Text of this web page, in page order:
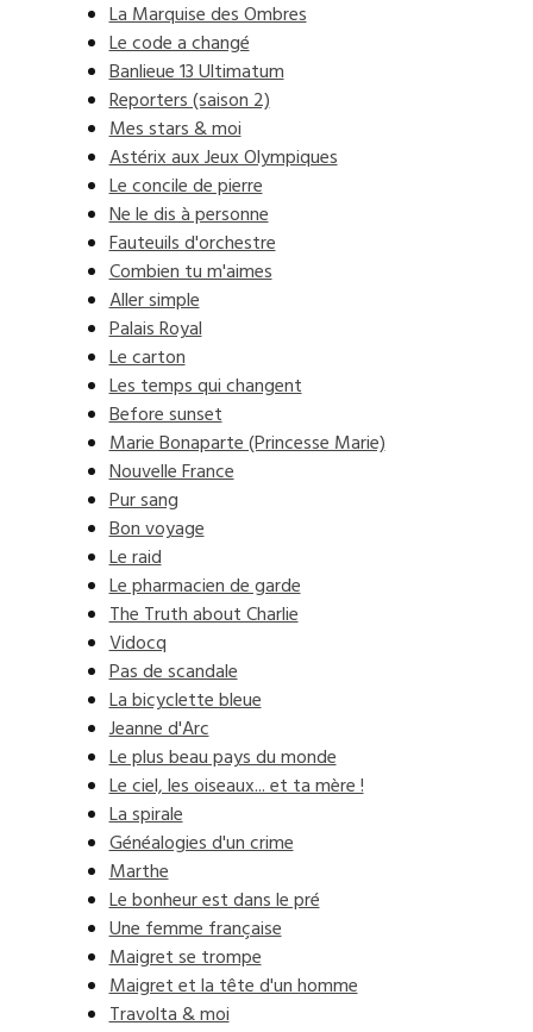
La Marquise des Ombres
Le code a changé
Banlieue 13 Ultimatum
Reporters (saison 2)
Mes stars & moi
Astérix aux Jeux Olympiques
Le concile de pierre
Ne le dis à personne
Fauteuils d'orchestre
Combien tu m'aimes
Aller simple
Palais Royal
Le carton
Les temps qui changent
Before sunset
Marie Bonaparte (Princesse Marie)
Nouvelle France
Pur sang
Bon voyage
Le raid
Le pharmacien de garde
The Truth about Charlie
Vidocq
Pas de scandale
La bicyclette bleue
Jeanne d'Arc
Le plus beau pays du monde
Le ciel, les oiseaux... et ta mère !
La spirale
Généalogies d'un crime
Marthe
Le bonheur est dans le pré
Une femme française
Maigret se trompe
Maigret et la tête d'un homme
Travolta & moi